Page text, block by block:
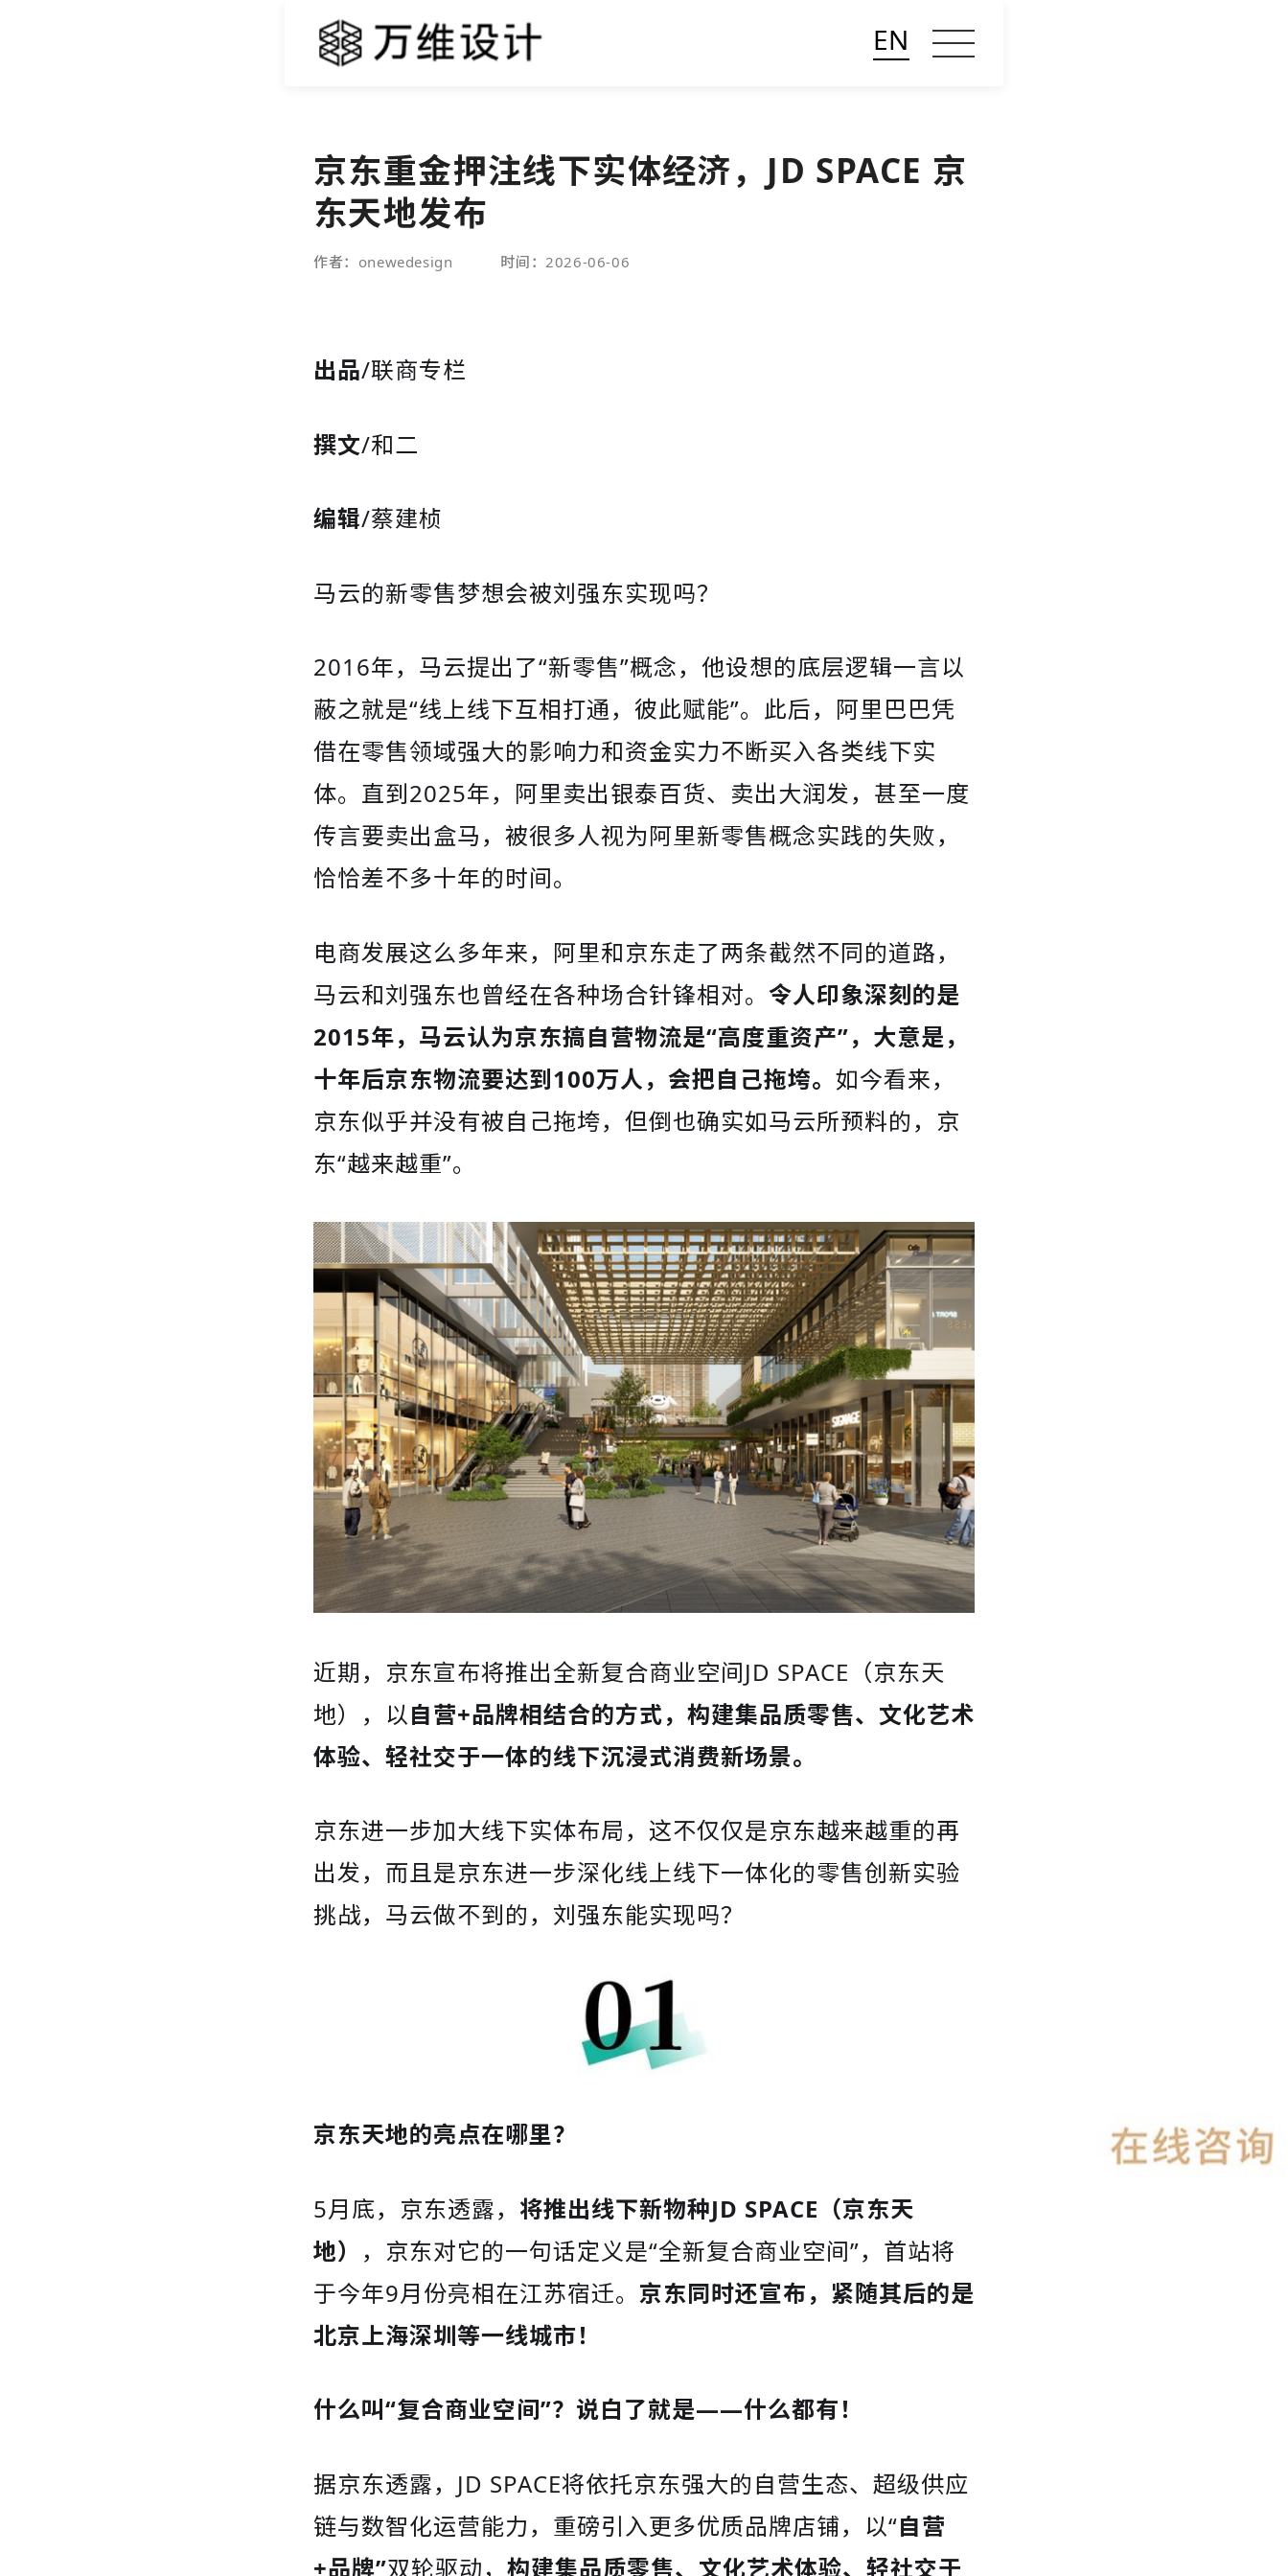
EN
京东重金押注线下实体经济，JD SPACE 京
东天地发布
作者：onewedesign 时间：2026-06-06
出品/联商专栏
撰文/和二
编辑/蔡建桢
马云的新零售梦想会被刘强东实现吗？
2016年，马云提出了“新零售”概念，他设想的底层逻辑一言以
蔽之就是“线上线下互相打通，彼此赋能”。此后，阿里巴巴凭
借在零售领域强大的影响力和资金实力不断买入各类线下实
体。直到2025年，阿里卖出银泰百货、卖出大润发，甚至一度
传言要卖出盒马，被很多人视为阿里新零售概念实践的失败，
恰恰差不多十年的时间。
电商发展这么多年来，阿里和京东走了两条截然不同的道路，
马云和刘强东也曾经在各种场合针锋相对。 令人印象深刻的是
2015年，马云认为京东搞自营物流是“高度重资产”，大意是，
十年后京东物流要达到100万人，会把自己拖垮。 如今看来，
京东似乎并没有被自己拖垮，但倒也确实如马云所预料的，京
东“越来越重”。
近期，京东宣布将推出全新复合商业空间JD SPACE（京东天
地），以自营+品牌相结合的方式，构建集品质零售、文化艺术
体验、轻社交于一体的线下沉浸式消费新场景。
京东进一步加大线下实体布局，这不仅仅是京东越来越重的再
出发，而且是京东进一步深化线上线下一体化的零售创新实验
挑战，马云做不到的，刘强东能实现吗？
京东天地的亮点在哪里？
5月底，京东透露， 将推出线下新物种JD SPACE（京东天
地）
，京东对它的一句话定义是“全新复合商业空间”，首站将
于今年9月份亮相在江苏宿迁。 京东同时还宣布，紧随其后的是
北京上海深圳等一线城市！
什么叫“复合商业空间”？说白了就是——什么都有！
据京东透露，JD SPACE将依托京东强大的自营生态、超级供应
链与数智化运营能力，重磅引入更多优质品牌店铺，以“自营
+品牌”双轮驱动， 构建集品质零售、文化艺术体验、轻社交于